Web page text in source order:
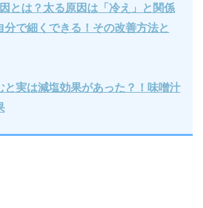
とは？太る原因は「冷え」と関係
分で細くできる！その改善方法と
と実は減塩効果があった？！味噌汁